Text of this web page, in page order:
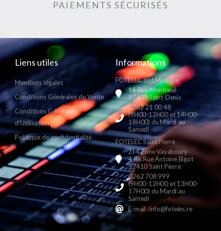
PAIEMENTS SÉCURISÉS
Liens utiles
Mentions légales
Conditions Générales de Vente
Conditions Générales
d'Utilisation
Politique de confidentialité
Informations
FOTELEC Inst Musique
16 Rue Montreuil
97400 Saint-Denis
0262 21 00 48
(9H00-12H00 et 14H00-
18H00) du Mardi au
Samedi
FOTELEC Saint Pierre
ZI 4 Zone Vayaboury
4 Bis Rue Antoine Bigot
97410 Saint Pierre
0262 708 999
(9H00-12H00 et 13H00-
17H00) du Mardi au
Samedi
E-mail : info@fotelec.re